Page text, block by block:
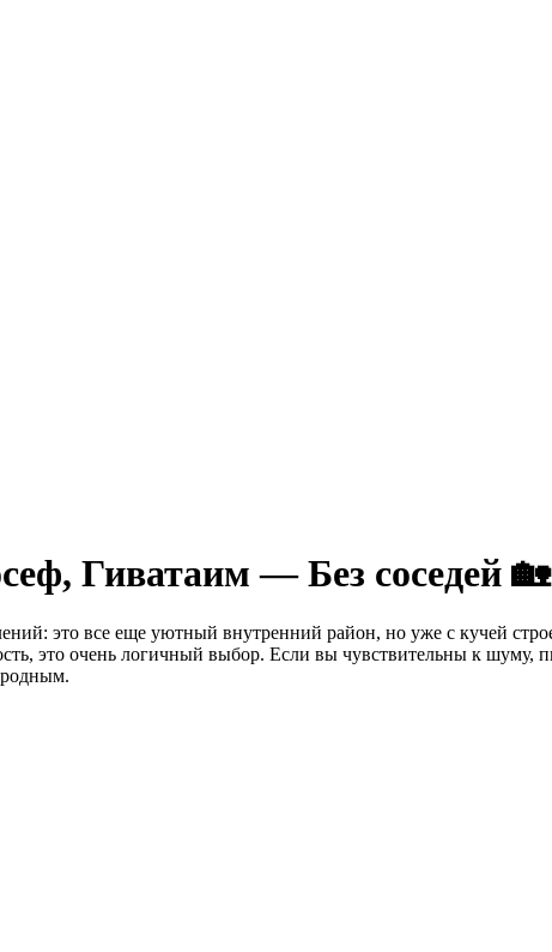
Гиватаим — Без соседей 🏡
это все еще уютный внутренний район, но уже с кучей
это очень логичный выбор. Если вы чувствительны к